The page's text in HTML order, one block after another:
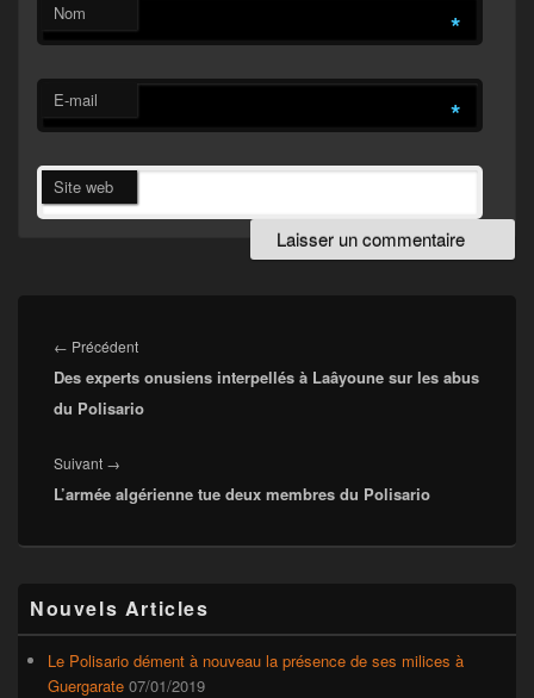
Nom *
E-mail *
Site web
de
l’article
← PrécédentArticle
précédent :
Des experts onusiens interpellés à Laâyoune sur les abus
du Polisario
Suivant →
suivant :
L’armée algérienne tue deux membres du Polisario
principale
de
widget
Nouvels Articles
Le Polisario dément à nouveau la présence de ses milices à
Guergarate 07/01/2019